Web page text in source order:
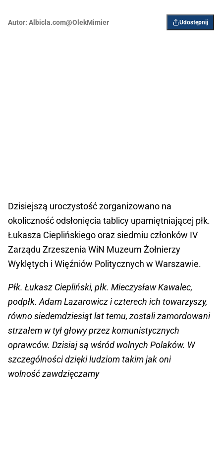
Autor: Albicla.com@OlekMimier Udostępnij
Dzisiejszą uroczystość zorganizowano na
okoliczność odsłonięcia tablicy upamiętniającej płk.
Łukasza Cieplińskiego oraz siedmiu członków IV
Zarządu Zrzeszenia WiN Muzeum Żołnierzy
Wyklętych i Więźniów Politycznych w Warszawie.
Płk. Łukasz Ciepliński, płk. Mieczysław Kawalec,
podpłk. Adam Lazarowicz i czterech ich towarzyszy,
równo siedemdziesiąt lat temu, zostali zamordowani
strzałem w tył głowy przez komunistycznych
oprawców. Dzisiaj są wśród wolnych Polaków. W
szczególności dzięki ludziom takim jak oni
wolność zawdzięczamy